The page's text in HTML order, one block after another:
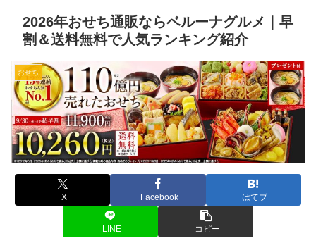
2026年おせち通販ならベルーナグルメ｜早
割＆送料無料で人気ランキング紹介
おせち
X Facebook はてブ
LINE コピー